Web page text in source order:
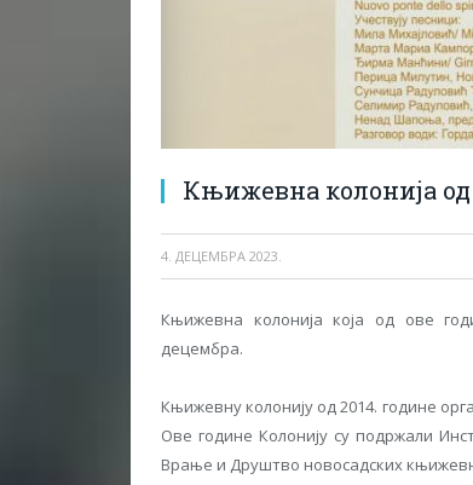
Књижевна колонија
4. ДЕЦЕМБРА 2023.
Књижевна колонија која од ове
децембра.
Књижевну колонију од 2014. године
Ове године Колонију су подржали
Врање и Друштво новосадских